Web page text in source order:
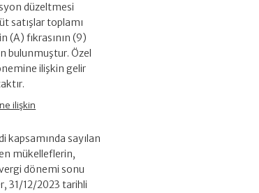
düzeltmesi
satışlar toplamı
(A) fıkrasının (9)
bulunmuştur. Özel
ilişkin gelir
ilişkin
kapsamında sayılan
mükelleflerin,
dönemi sonu
31/12/2023 tarihli